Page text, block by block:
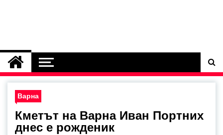
Варна
Кметът на Варна Иван Портних
днес е рожденик